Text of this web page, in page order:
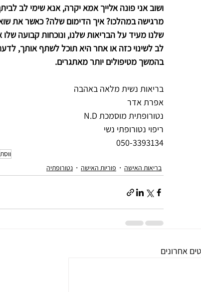
ושוב אני פונה אלייך אמא יקרה, אנא שימי לב
מרגישה במהלכו? איך הדימום שלה? כאשר את
שלנו מעיד על הבריאות שלנו, ונוכחות קבועה
לב לשינוי כזה או אחר היא תוכל לשתף אותך,
בהמשך מטיפולים יותר מאתגרים.
בריאות נשית מלאה באהבה
אפרת אדר
נטורופתית מוסמכת N.D
ריפוי נטורופתי נשי
050-3393134
ווסת
בריאות האישה
פוריות האישה נטורופתיה
אחרונים